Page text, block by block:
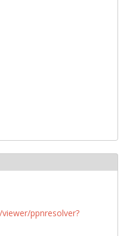
ppnresolver?